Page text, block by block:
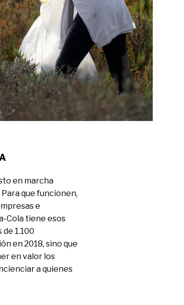
en marcha
que funcionen,
e
Cola tiene esos
1.100
en 2018, sino que
en valor los
a quienes